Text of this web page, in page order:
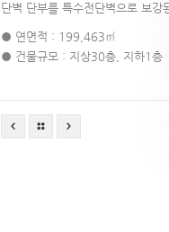
단벽 단부를 특수전단벽으로 보강
● 연면적 : 199,463㎡
● 건물규모 : 지상30층, 지하1층
● 발주처 : 현대산업개발
● 설계회사 : 보을건축, ANU건축